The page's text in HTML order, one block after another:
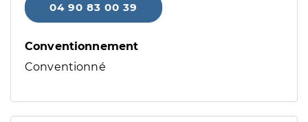
04 90 83 00 39
Conventionnement
Conventionné